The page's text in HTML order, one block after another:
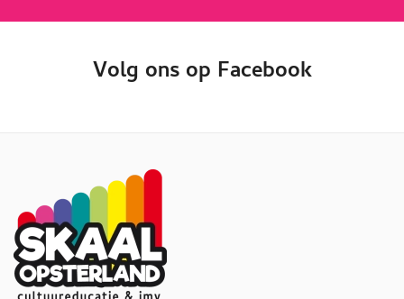
Volg ons op Facebook